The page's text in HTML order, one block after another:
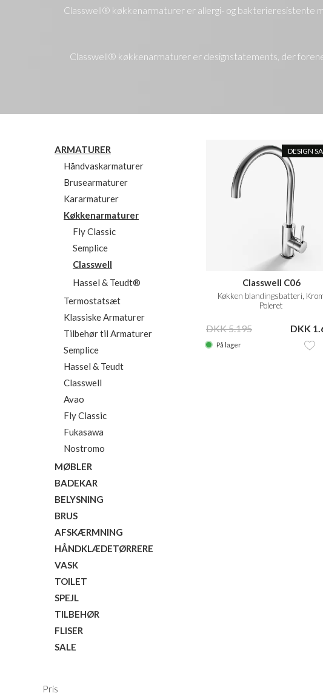
Classwell® køkkenarmaturer er allergi- og
Classwell® køkkenarmaturer er designstatements, der
ARMATURER
Håndvaskarmaturer
Brusearmaturer
Kararmaturer
Køkkenarmaturer
Fly Classic
Semplice
Classwell
Hassel & Teudt®
Termostatsæt
Klassiske Armaturer
Tilbehør til Armaturer
Semplice
Hassel & Teudt
Classwell
Avao
Fly Classic
Fukasawa
Nostromo
MØBLER
BADEKAR
BELYSNING
BRUS
AFSKÆRMNING
HÅNDKLÆDETØRRERE
VASK
TOILET
SPEJL
TILBEHØR
FLISER
SALE
Pris
DESIGN
Classwell C06
Køkken blandingsbatteri,
Poleret
DKK 5.195 DKK
På lager